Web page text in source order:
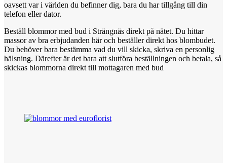
oavsett var i världen du befinner dig, bara du har tillgång till din
telefon eller dator.
Beställ blommor med bud i Strängnäs direkt på nätet. Du hittar
massor av bra erbjudanden här och beställer direkt hos blombudet.
Du behöver bara bestämma vad du vill skicka, skriva en personlig
hälsning. Därefter är det bara att slutföra beställningen och betala, så
skickas blommorna direkt till mottagaren med bud